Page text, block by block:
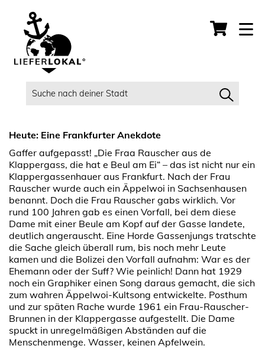
Heute: Eine Frankfurter Anekdote
Gaffer aufgepasst! „Die Fraa Rauscher aus de
Klappergass, die hat e Beul am Ei“ – das ist nicht nur ein
Klappergassenhauer aus Frankfurt. Nach der Frau
Rauscher wurde auch ein Äppelwoi in Sachsenhausen
benannt. Doch die Frau Rauscher gabs wirklich. Vor
rund 100 Jahren gab es einen Vorfall, bei dem diese
Dame mit einer Beule am Kopf auf der Gasse landete,
deutlich angerauscht. Eine Horde Gassenjungs tratschte
die Sache gleich überall rum, bis noch mehr Leute
kamen und die Bolizei den Vorfall aufnahm: War es der
Ehemann oder der Suff? Wie peinlich! Dann hat 1929
noch ein Graphiker einen Song daraus gemacht, die sich
zum wahren Äppelwoi-Kultsong entwickelte. Posthum
und zur späten Rache wurde 1961 ein Frau-Rauscher-
Brunnen in der Klappergasse aufgestellt. Die Dame
spuckt in unregelmäßigen Abständen auf die
Menschenmenge. Wasser, keinen Apfelwein.